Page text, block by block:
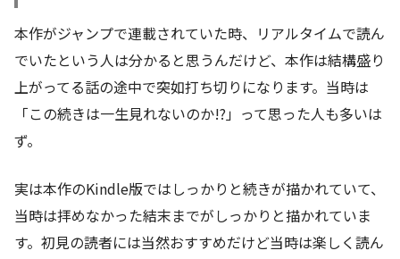
本作がジャンプで連載されていた時、リアルタイムで読ん
でいたという人は分かると思うんだけど、本作は結構盛り
上がってる話の途中で突如打ち切りになります。当時は
「この続きは一生見れないのか!?」って思った人も多いは
ず。
実は本作のKindle版ではしっかりと続きが描かれていて、
当時は拝めなかった結末までがしっかりと描かれていま
す。初見の読者には当然おすすめだけど当時は楽しく読ん